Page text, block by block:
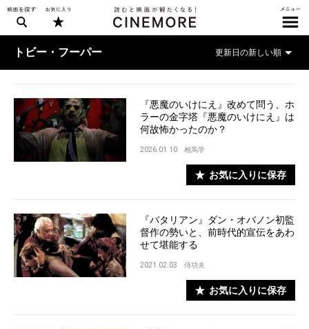
トビー・フーパー
『悪魔のいけにえ』改めて問う、ホ
ラーの金字塔『悪魔のいけにえ』は
何故怖かったのか？
2026.01.10 相馬学
お気に入りに保存
『バタリアン』ダン・オバノン初監
督作の勢いと、前時代的宣伝をあわ
せて堪能する
2021.02.03 侍功夫
お気に入りに保存